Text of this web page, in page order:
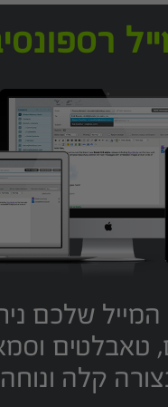
שלכם
טאבלטים
קלה